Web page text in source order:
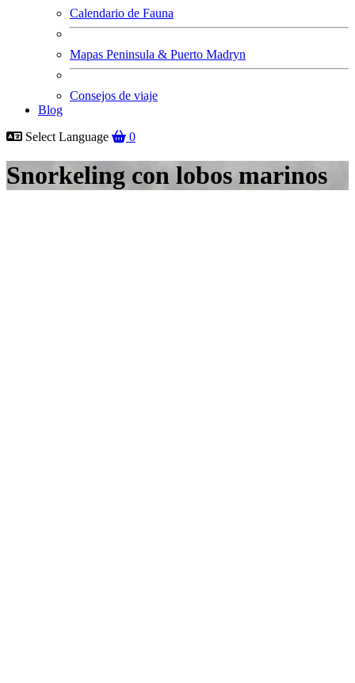
Calendario de Fauna
Mapas Peninsula & Puerto Madryn
Consejos de viaje
Blog
Select Language
0
Snorkeling con lobos marinos